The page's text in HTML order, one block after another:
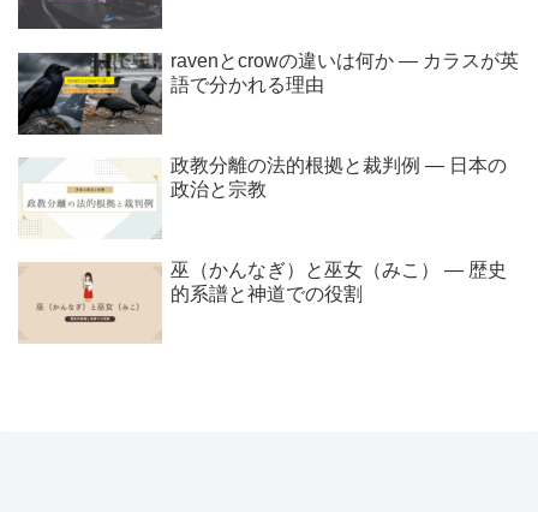
ravenとcrowの違いは何か ― カラスが英
語で分かれる理由
政教分離の法的根拠と裁判例 ― 日本の
政治と宗教
巫（かんなぎ）と巫女（みこ） ― 歴史
的系譜と神道での役割